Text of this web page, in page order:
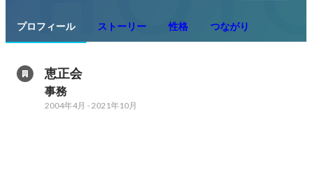
プロフィール ストーリー 性格 つながり
恵正会
事務
2004年4月 -2021年10月